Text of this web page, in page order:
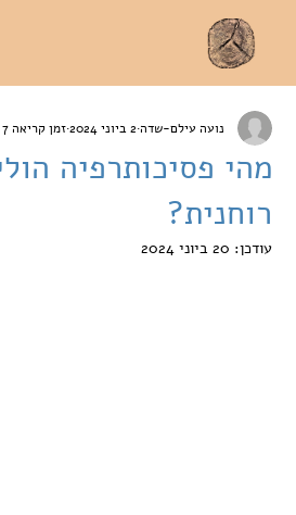
מהי פסיכותרפיה
רוחנית?
נועה עילם-שדה 2 ביוני 2024 זמן קריאה 7 דקות
עודכן: 20 ביוני 2024